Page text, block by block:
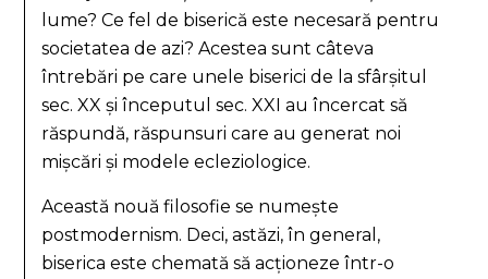
lume? Ce fel de biserică este necesară pentru
societatea de azi? Acestea sunt câteva
întrebări pe care unele biserici de la sfârșitul
sec. XX și începutul sec. XXI au încercat să
răspundă, răspunsuri care au generat noi
mișcări și modele ecleziologice.
Această nouă filosofie se numește
postmodernism. Deci, astăzi, în general,
biserica este chemată să acționeze într-o